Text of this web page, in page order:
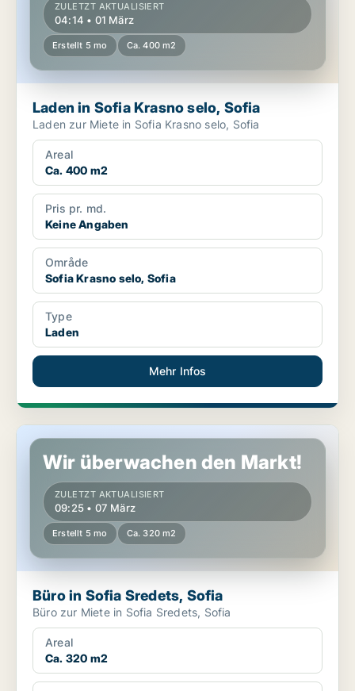
ZULETZT AKTUALISIERT
04:14 • 01 März
Erstellt 5 mo Ca. 400 m2
Laden in Sofia Krasno selo, Sofia
Laden zur Miete in Sofia Krasno selo, Sofia
Areal
Ca. 400 m2
Pris pr. md.
Keine Angaben
Område
Sofia Krasno selo, Sofia
Type
Laden
Mehr Infos
Büro in Sofia Sredets, Sofia
Wir überwachen den Markt!
ZULETZT AKTUALISIERT
09:25 • 07 März
Erstellt 5 mo Ca. 320 m2
Büro in Sofia Sredets, Sofia
Büro zur Miete in Sofia Sredets, Sofia
Areal
Ca. 320 m2